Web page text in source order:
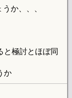
か、、、
と極討とほぼ同
か